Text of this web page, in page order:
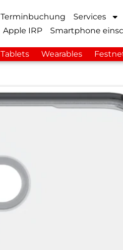
Terminbuchung Services
Apple IRP Smartphone
Tablets Wearables